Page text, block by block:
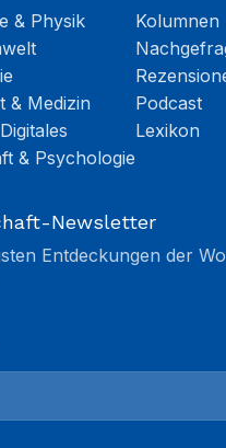
& Physik
& Medizin
& Psychologie
Kolumnen
Podcast
Lexikon
Newsletter
Entdeckungen der